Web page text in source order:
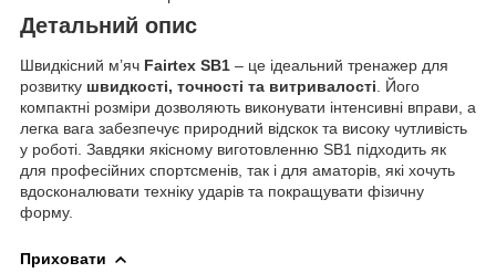
Детальний опис
Швидкісний м’яч Fairtex SB1 – це ідеальний тренажер для
розвитку швидкості, точності та витривалості . Його
компактні розміри дозволяють виконувати інтенсивні вправи, а
легка вага забезпечує природний відскок та високу чутливість
у роботі. Завдяки якісному виготовленню SB1 підходить як
для професійних спортсменів, так і для аматорів, які хочуть
вдосконалювати техніку ударів та покращувати фізичну
форму.
Приховати